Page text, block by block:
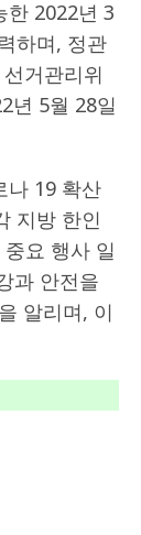
한 2022년 3
하며, 정관
거관리위
년 5월 28일
나 19 확산
지방 한인
요 행사 일
과 안전을
알리며, 이